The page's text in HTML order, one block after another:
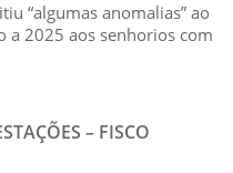
“algumas anomalias” ao
a 2025 aos senhorios com
– FISCO